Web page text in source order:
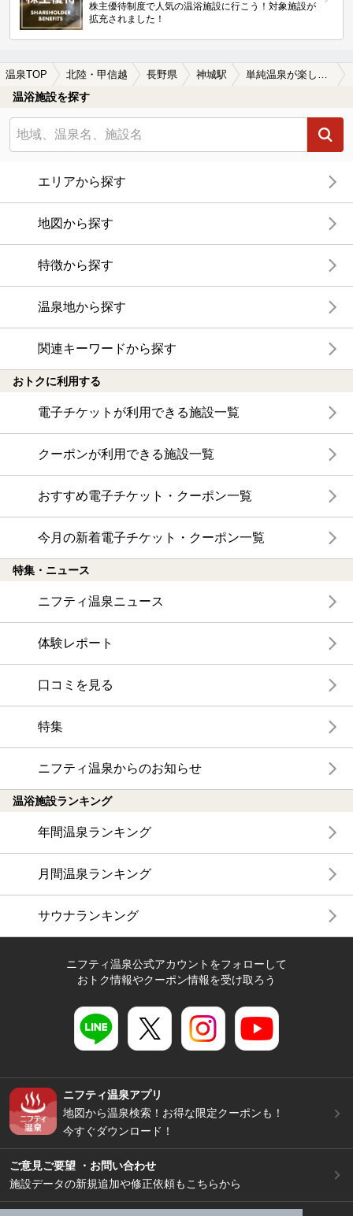
株主優待制度で人気の温浴施設に行こう！対象施設が
拡充されました！
温泉TOP 北陸・甲信越 長野県 神城駅 単純温泉が楽しめる神城駅近くの温泉、日帰り温泉、スーパー銭湯おすすめ
温浴施設を探す
エリアから探す
地図から探す
特徴から探す
温泉地から探す
関連キーワードから探す
おトクに利用する
電子チケットが利用できる施設一覧
クーポンが利用できる施設一覧
おすすめ電子チケット・クーポン一覧
今月の新着電子チケット・クーポン一覧
特集・ニュース
ニフティ温泉ニュース
体験レポート
口コミを見る
特集
ニフティ温泉からのお知らせ
温浴施設ランキング
年間温泉ランキング
月間温泉ランキング
サウナランキング
ニフティ温泉公式アカウントをフォローして
おトク情報やクーポン情報を受け取ろう
ニフティ温泉アプリ
地図から温泉検索！お得な限定クーポンも！
今すぐダウンロード！
ご意見ご要望 ・お問い合わせ
施設データの新規追加や修正依頼もこちらから